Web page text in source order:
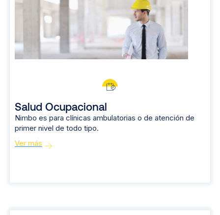
Salud Ocupacional
Nimbo es para clínicas ambulatorias o de atención de
primer nivel de todo tipo.
Ver más